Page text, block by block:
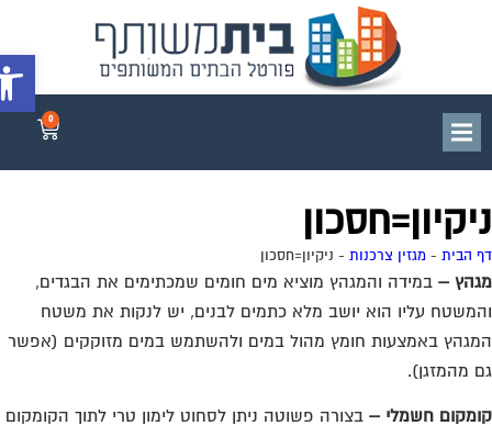
פתח
עליו הוא יושב מלא כתמים לבנים, יש לנקות את משטח
באמצעות חומץ מהול במים ולהשתמש במים מזוקקים (אפשר
מהמזגן).
חשמלי –
בצורה פשוטה ניתן לסחוט לימון טרי לתוך הקומקום
מכן להוסיף כף מלח גס (מלח ים), למלא את הקומקום במים
זו מוציאה את האבנית בקומקום בצורה מלאה ויוצרת ניקיון
אם קניתם קומקום חשמלי חדש ואתם מעוניינים להפטר דווקא
הנירוסטה, תנו לקומקום שלכם כמה שטיפות דווקא עם חומץ.
איך לשמור על מכונת הגילוח ולהאריך את חייה אצלנו?
גילוח שהוטענה ואוחסנה נכון, תוכל לשמש אותנו שנים ארוכות
תאחסנו אותה במקום חם מידי (רכב, שמש) או במקום לח מידי